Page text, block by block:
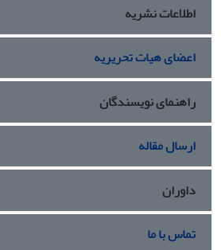
اطلاعات نشریه
اعضای هیات تحریریه
راهنمای نویسندگان
ارسال مقاله
داوران
تماس با ما